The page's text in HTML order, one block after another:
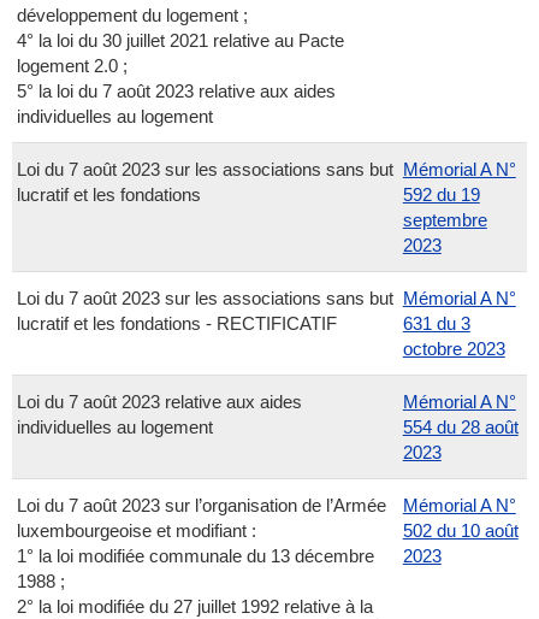
développement du logement ;
4° la loi du 30 juillet 2021 relative au Pacte
logement 2.0 ;
5° la loi du 7 août 2023 relative aux aides
individuelles au logement
Loi du 7 août 2023 sur les associations sans but
lucratif et les fondations
Mémorial A N°
592 du 19
septembre
2023
Loi du 7 août 2023 sur les associations sans but
lucratif et les fondations - RECTIFICATIF
Mémorial A N°
631 du 3
octobre 2023
Loi du 7 août 2023 relative aux aides
individuelles au logement
Mémorial A N°
554 du 28 août
2023
Loi du 7 août 2023 sur l’organisation de l’Armée
luxembourgeoise et modifiant :
1° la loi modifiée communale du 13 décembre
1988 ;
2° la loi modifiée du 27 juillet 1992 relative à la
Mémorial A N°
502 du 10 août
2023